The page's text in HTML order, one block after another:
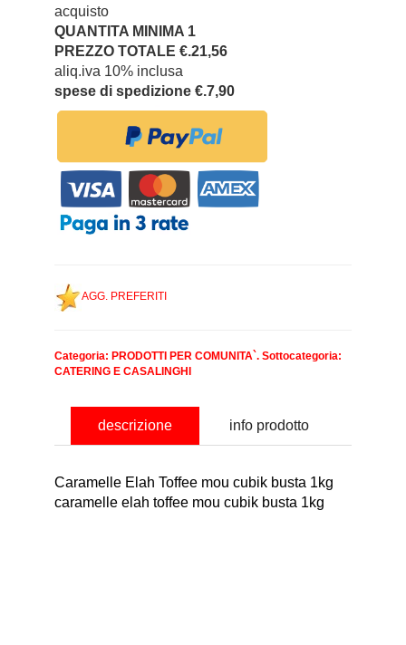
acquisto
QUANTITA MINIMA 1
PREZZO TOTALE €.21,56
aliq.iva 10% inclusa
spese di spedizione €.7,90
AGG. PREFERITI
Categoria: PRODOTTI PER COMUNITA`. Sottocategoria:
CATERING E CASALINGHI
descrizione info prodotto
Caramelle Elah Toffee mou cubik busta 1kg
caramelle elah toffee mou cubik busta 1kg